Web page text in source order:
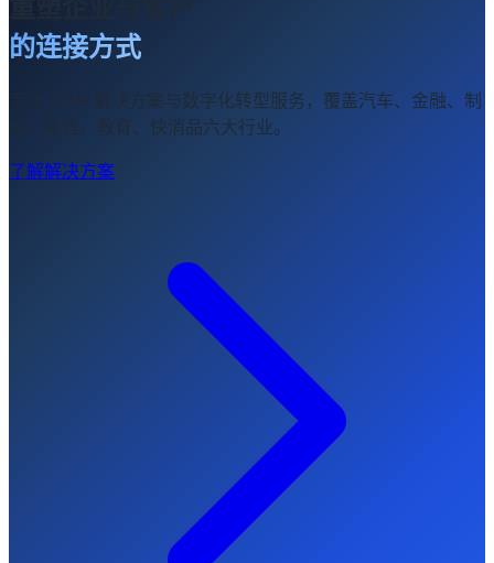
的连接方式
专注 CRM 解决方案与数字化转型服务，覆盖汽车、金融、制
造、零售、教育、快消品六大行业。
了解解决方案